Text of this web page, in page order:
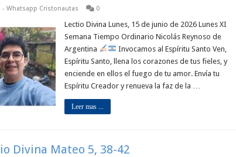
- Whatsapp Cristonautas 0
Lectio Divina Lunes, 15 de junio de 2026 Lunes XI
Semana Tiempo Ordinario Nicolás Reynoso de
Argentina
Invocamos al Espíritu Santo Ven,
Espíritu Santo, llena los corazones de tus fieles, y
enciende en ellos el fuego de tu amor. Envía tu
Espíritu Creador y renueva la faz de la …
Leer mas ...
Divina Mateo 5, 38-42